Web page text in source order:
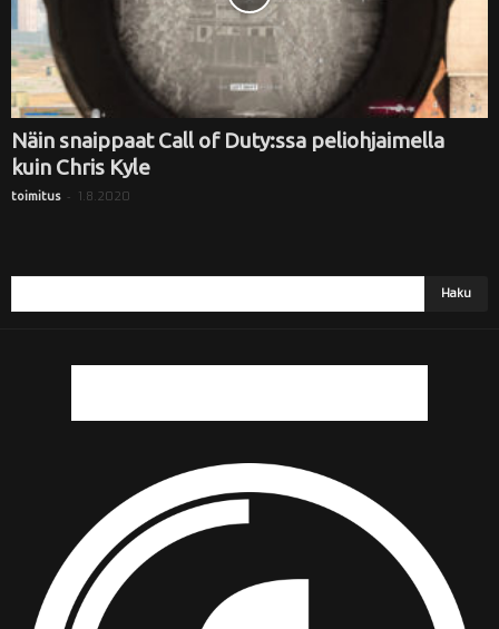
Näin snaippaat Call of Duty:ssa peliohjaimella
kuin Chris Kyle
toimitus - 1.8.2020